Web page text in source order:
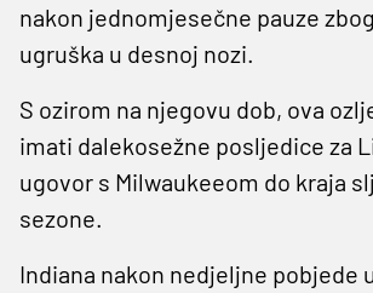
nakon jednomjesečne pauze
ugruška u desnoj nozi.
S ozirom na njegovu dob, ova
imati dalekosežne posljedice za
ugovor s Milwaukeeom do kraja
sezone.
Indiana nakon nedjeljne pobjede